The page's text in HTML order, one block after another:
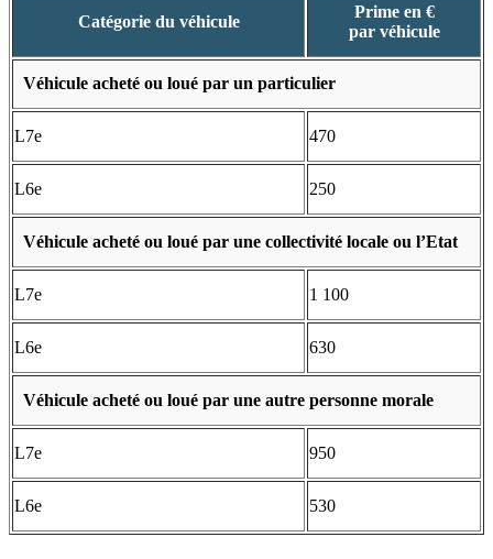
Catégorie du véhicule
Prime en €
par véhicule
Véhicule acheté ou loué par un particulier
L7e 470
L6e 250
Véhicule acheté ou loué par une collectivité locale ou l’Etat
L7e 1 100
L6e 630
Véhicule acheté ou loué par une autre personne morale
L7e 950
L6e 530